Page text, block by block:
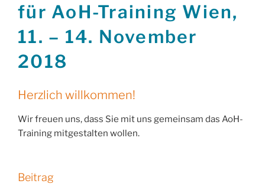
für AoH-Training Wien,
11. – 14. November
2018
Herzlich willkommen!
Wir freuen uns, dass Sie mit uns gemeinsam das AoH-
Training mitgestalten wollen.
Beitrag